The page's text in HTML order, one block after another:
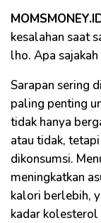
kesalahan saat
lho. Apa
Sarapan sering
paling penting
tidak hanya
atau tidak,
dikonsumsi.
meningkatkan
kalori berlebih,
kadar